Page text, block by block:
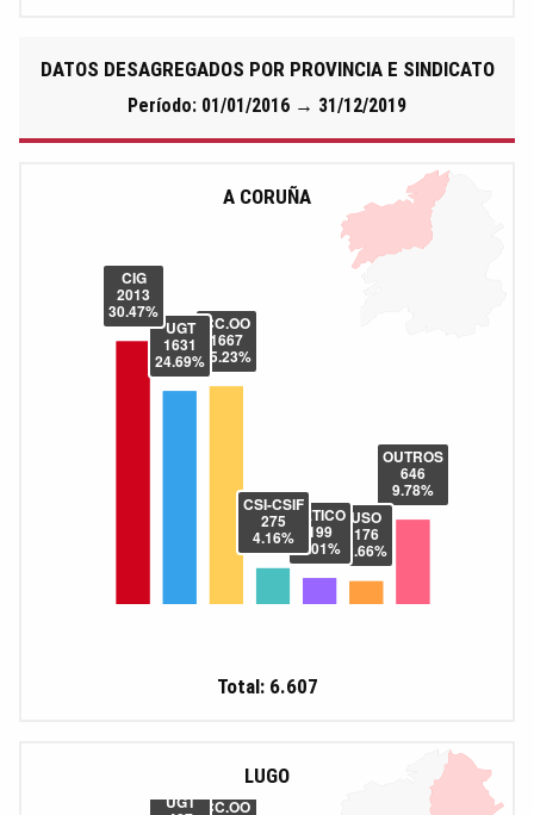
DATOS DESAGREGADOS POR PROVINCIA E SINDICATO
Período: 01/01/2016 → 31/12/2019
A CORUÑA
Total: 6.607
LUGO